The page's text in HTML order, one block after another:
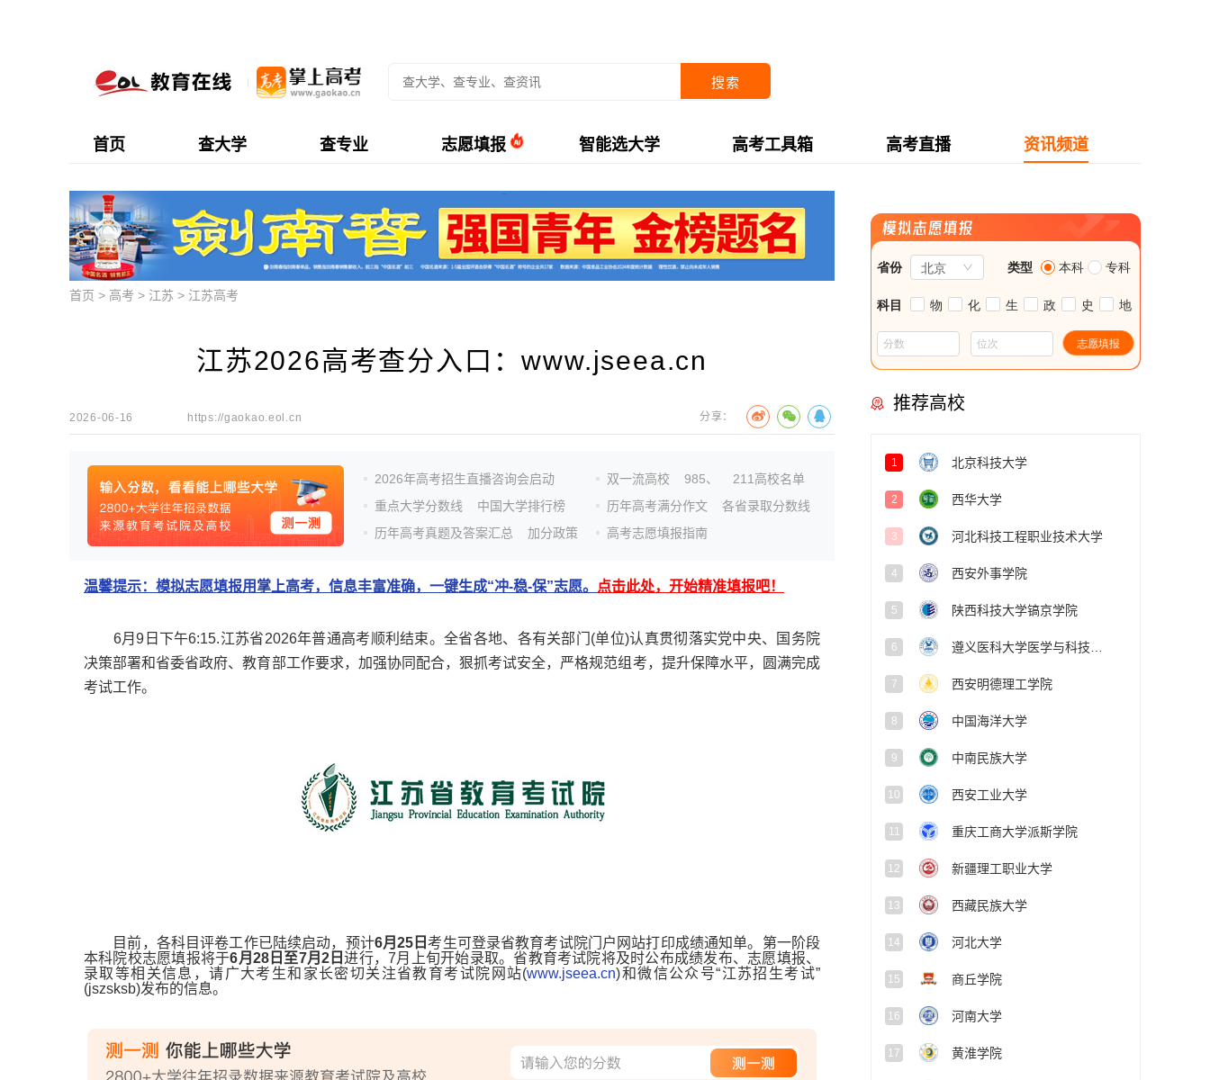
搜索
首页 查大学 查专业 志愿填报 智能选大学 高考工具箱 高考直播 资讯频道
首页 > 高考 > 江苏 > 江苏高考
江苏2026高考查分入口：www.jseea.cn
2026-06-16 https://gaokao.eol.cn 分享：
2026年高考招生直播咨询会启动
重点大学分数线
中国大学排行榜
历年高考真题及答案汇总
加分政策
双一流高校 985、
211高校名单
历年高考满分作文
各省录取分数线
高考志愿填报指南
温馨提示：模拟志愿填报用掌上高考，信息丰富准确，一键生成“冲-稳-保”志愿。 点击此处，开始精准填报吧！
6月9日下午6:15.江苏省2026年普通高考顺利结束。全省各地、各有关部门(单位)认真贯彻落实党中央、国务院
决策部署和省委省政府、教育部工作要求，加强协同配合，狠抓考试安全，严格规范组考，提升保障水平，圆满完成
考试工作。
目前，各科目评卷工作已陆续启动，预计6月25日考生可登录省教育考试院门户网站打印成绩通知单。第一阶段
本科院校志愿填报将于6月28日至7月2日进行，7月上旬开始录取。省教育考试院将及时公布成绩发布、志愿填报、
录取等相关信息，请广大考生和家长密切关注省教育考试院网站(www.jseea.cn)和微信公众号“江苏招生考试”
(jszsksb)发布的信息。
推荐高校
1 北京科技大学
2 西华大学
3 河北科技工程职业技术大学
4 西安外事学院
5 陕西科技大学镐京学院
6
7 西安明德理工学院
8 中国海洋大学
9 中南民族大学
10 西安工业大学
11 重庆工商大学派斯学院
12 新疆理工职业大学
13 西藏民族大学
14 河北大学
15 商丘学院
16 河南大学
17 黄淮学院